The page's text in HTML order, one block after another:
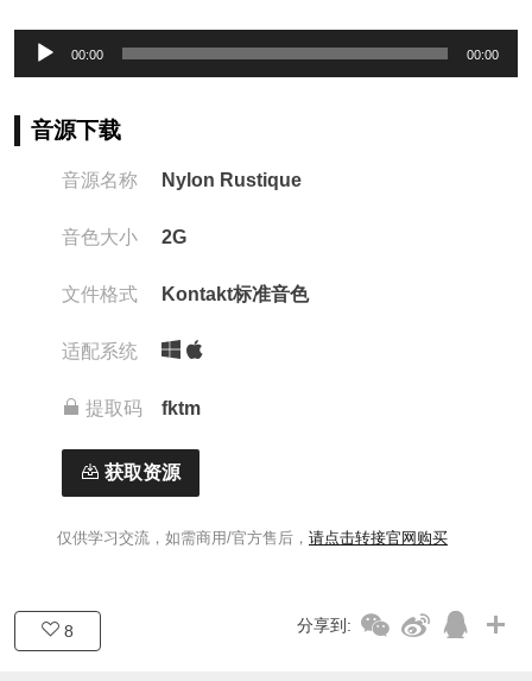
放
00:00 00:00
音源下载
音源名称 Nylon Rustique
音色大小 2G
文件格式 Kontakt标准音色
适配系统
提取码 fktm
获取资源
仅供学习交流，如需商用/官方售后， 请点击转接官网购买
8 分享到: